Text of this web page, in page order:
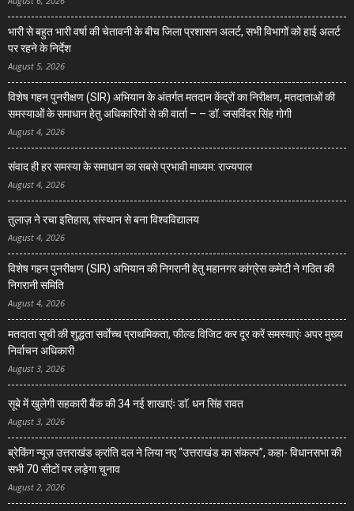
भारी से बहुत भारी वर्षा की चेतावनी के बीच जिला प्रशासन अलर्ट, सभी विभागों को हाई अलर्ट
पर रहने के निर्देश
August 5, 2026
विशेष गहन पुनरीक्षण (SIR) अभियान के अंतर्गत मतदान केंद्रों का निरीक्षण, मतदाताओं की
समस्याओं के समाधान हेतु अधिकारियों से की वार्ता – – डॉ. जसविंदर सिंह गोगी
August 4, 2026
संवाद ही हर समस्या के समाधान का सबसे प्रभावी माध्यम: राज्यपाल
August 4, 2026
तुलाज़ ने रचा इतिहास, संस्थान से बना विश्वविद्यालय
August 4, 2026
विशेष गहन पुनरीक्षण (SIR) अभियान की निगरानी हेतु महानगर कांग्रेस कमेटी ने गठित की
निगरानी समिति
August 4, 2026
मतदाता सूची की शुद्धता सर्वाेच्च प्राथमिकता, फील्ड विजिट कर दूर करें समस्याएंः अपर मुख्य
निर्वाचन अधिकारी
August 3, 2026
सूबे में खुलेगी सहकारी बैंक की 34 नई शाखाएंः डाॅ. धन सिंह रावत
August 3, 2026
ब्रेकिंग न्यूज़ उत्तराखंड क्रांति दल ने लिया नए “उत्तराखंड का संकल्प”, कहा- विधानसभा की
सभी 70 सीटों पर लड़ेगा चुनाव
August 2, 2026